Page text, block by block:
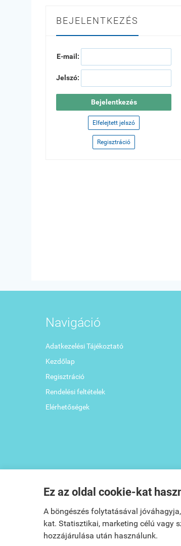
Ez az oldal cookie-kat
A böngészés folytatásával
kat. Statisztikai, marketing célú vagy
hozzájárulása után használunk.
BEJELENTKEZÉS
E-mail:
Jelszó:
Bejelentkezés
Elfelejtett jelszó
Regisztráció
Navigáció
Adatkezelési Tájékoztató
Kezdőlap
Regisztráció
Rendelési feltételek
Elérhetőségek